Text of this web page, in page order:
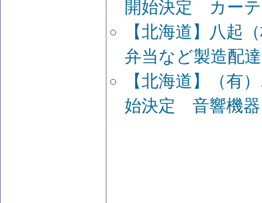
開始決定 カー
【北海道】八起
弁当など製造配達
【北海道】（有
始決定 音響機